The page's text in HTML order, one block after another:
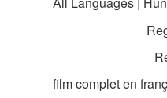
film complet en